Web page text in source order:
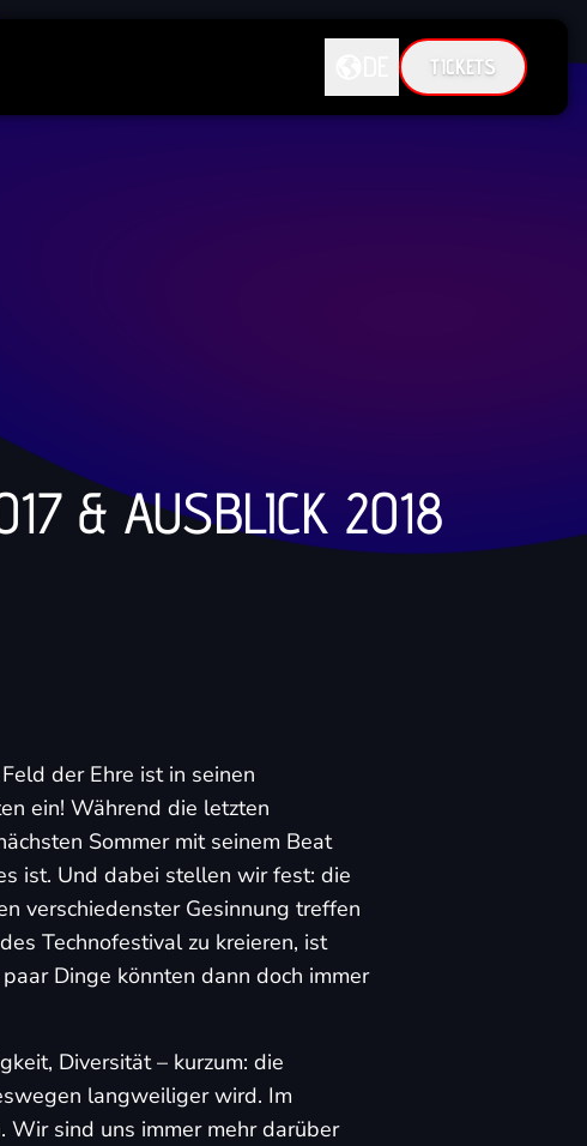
TICKETS
& AUSBLICK 2018
der Ehre ist in seinen
ein! Während die letzten
Sommer mit seinem Beat
ist. Und dabei stellen wir fest: die
verschiedenster Gesinnung treffen
Technofestival zu kreieren, ist
Dinge könnten dann doch immer
Diversität – kurzum: die
langweiliger wird. Im
sind uns immer mehr darüber